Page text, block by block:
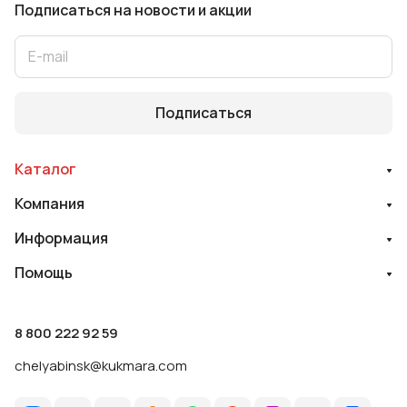
Подписаться на новости и акции
Подписаться
Каталог
Компания
Информация
Помощь
8 800 222 92 59
chelyabinsk@kukmara.com